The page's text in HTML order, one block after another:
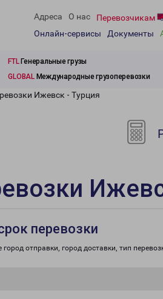
Адреса О нас Перевозчикам
Онлайн-сервисы
Документы
FTLГенеральные грузы
GLOBALМеждународные грузоперевозки
Ижевск - Турция
перевозки
отправки, город доставки, тип